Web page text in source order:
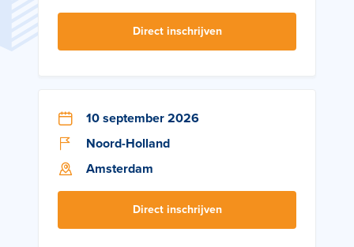
Direct inschrijven
10 september 2026
Noord-Holland
Amsterdam
Direct inschrijven